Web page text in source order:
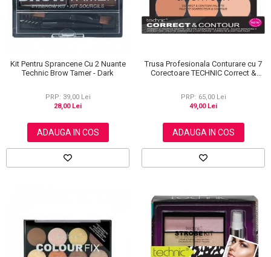
Kit Pentru Sprancene Cu 2 Nuante
Technic Brow Tamer - Dark
PRP: 39,00 Lei
28,00 Lei
ADAUGA IN COS
Trusa Profesionala Conturare cu 7
Corectoare TECHNIC Correct &
PRP: 65,00 Lei
49,00 Lei
ADAUGA IN COS